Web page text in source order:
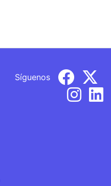
Síguenos